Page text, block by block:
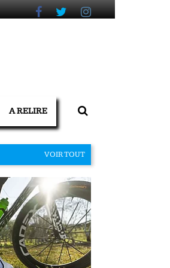
A RELIRE
VOIR TOUT